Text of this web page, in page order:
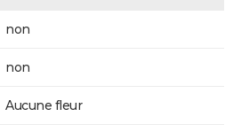
non
non
Aucune fleur